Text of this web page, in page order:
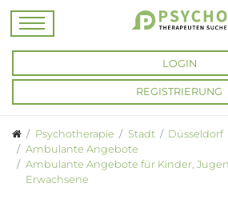
LOGIN
REGISTRIERUNG
Psychotherapie Stadt
Düsseldorf
Ambulante Angebote
Ambulante Angebote für Kinder,
Erwachsene